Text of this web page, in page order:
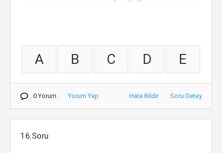
A B C D E
0 Yorum Yorum Yap Hata Bildir Soru Detay
16.Soru